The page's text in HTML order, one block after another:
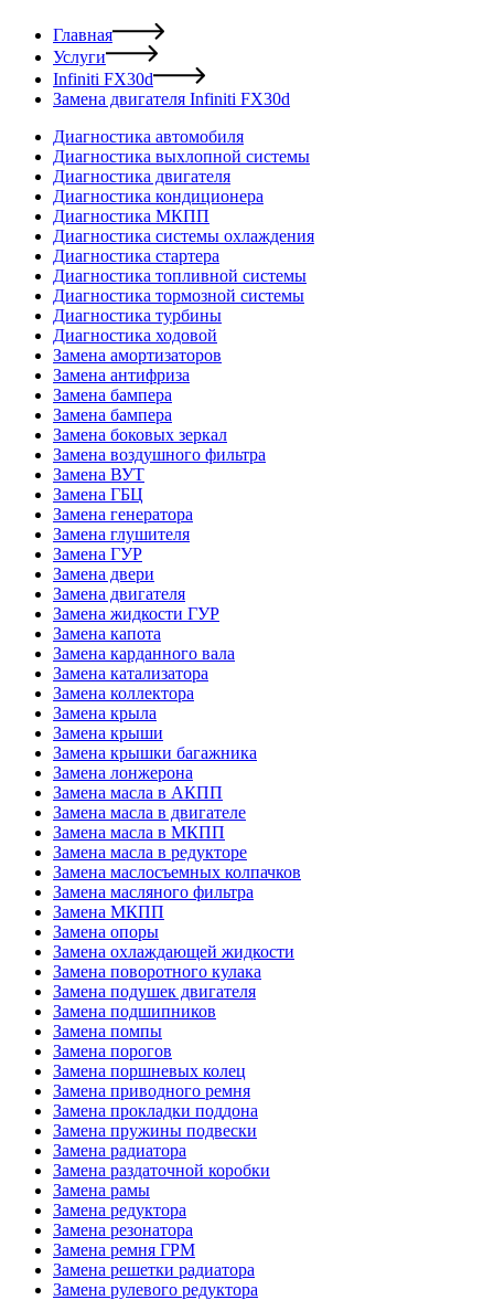
Главная
Услуги
Infiniti FX30d
Замена двигателя Infiniti FX30d
Диагностика автомобиля
Диагностика выхлопной системы
Диагностика двигателя
Диагностика кондиционера
Диагностика МКПП
Диагностика системы охлаждения
Диагностика стартера
Диагностика топливной системы
Диагностика тормозной системы
Диагностика турбины
Диагностика ходовой
Замена амортизаторов
Замена антифриза
Замена бампера
Замена бампера
Замена боковых зеркал
Замена воздушного фильтра
Замена ВУТ
Замена ГБЦ
Замена генератора
Замена глушителя
Замена ГУР
Замена двери
Замена двигателя
Замена жидкости ГУР
Замена капота
Замена карданного вала
Замена катализатора
Замена коллектора
Замена крыла
Замена крыши
Замена крышки багажника
Замена лонжерона
Замена масла в АКПП
Замена масла в двигателе
Замена масла в МКПП
Замена масла в редукторе
Замена маслосъемных колпачков
Замена масляного фильтра
Замена МКПП
Замена опоры
Замена охлаждающей жидкости
Замена поворотного кулака
Замена подушек двигателя
Замена подшипников
Замена помпы
Замена порогов
Замена поршневых колец
Замена приводного ремня
Замена прокладки поддона
Замена пружины подвески
Замена радиатора
Замена раздаточной коробки
Замена рамы
Замена редуктора
Замена резонатора
Замена ремня ГРМ
Замена решетки радиатора
Замена рулевого редуктора